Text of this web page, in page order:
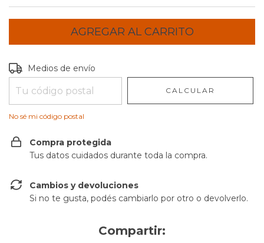
Entregas para el CP:
Medios de envío
CALCULAR
No sé mi código postal
Compra protegida
Tus datos cuidados durante toda la compra.
Cambios y devoluciones
Si no te gusta, podés cambiarlo por otro o devolverlo.
Compartir: